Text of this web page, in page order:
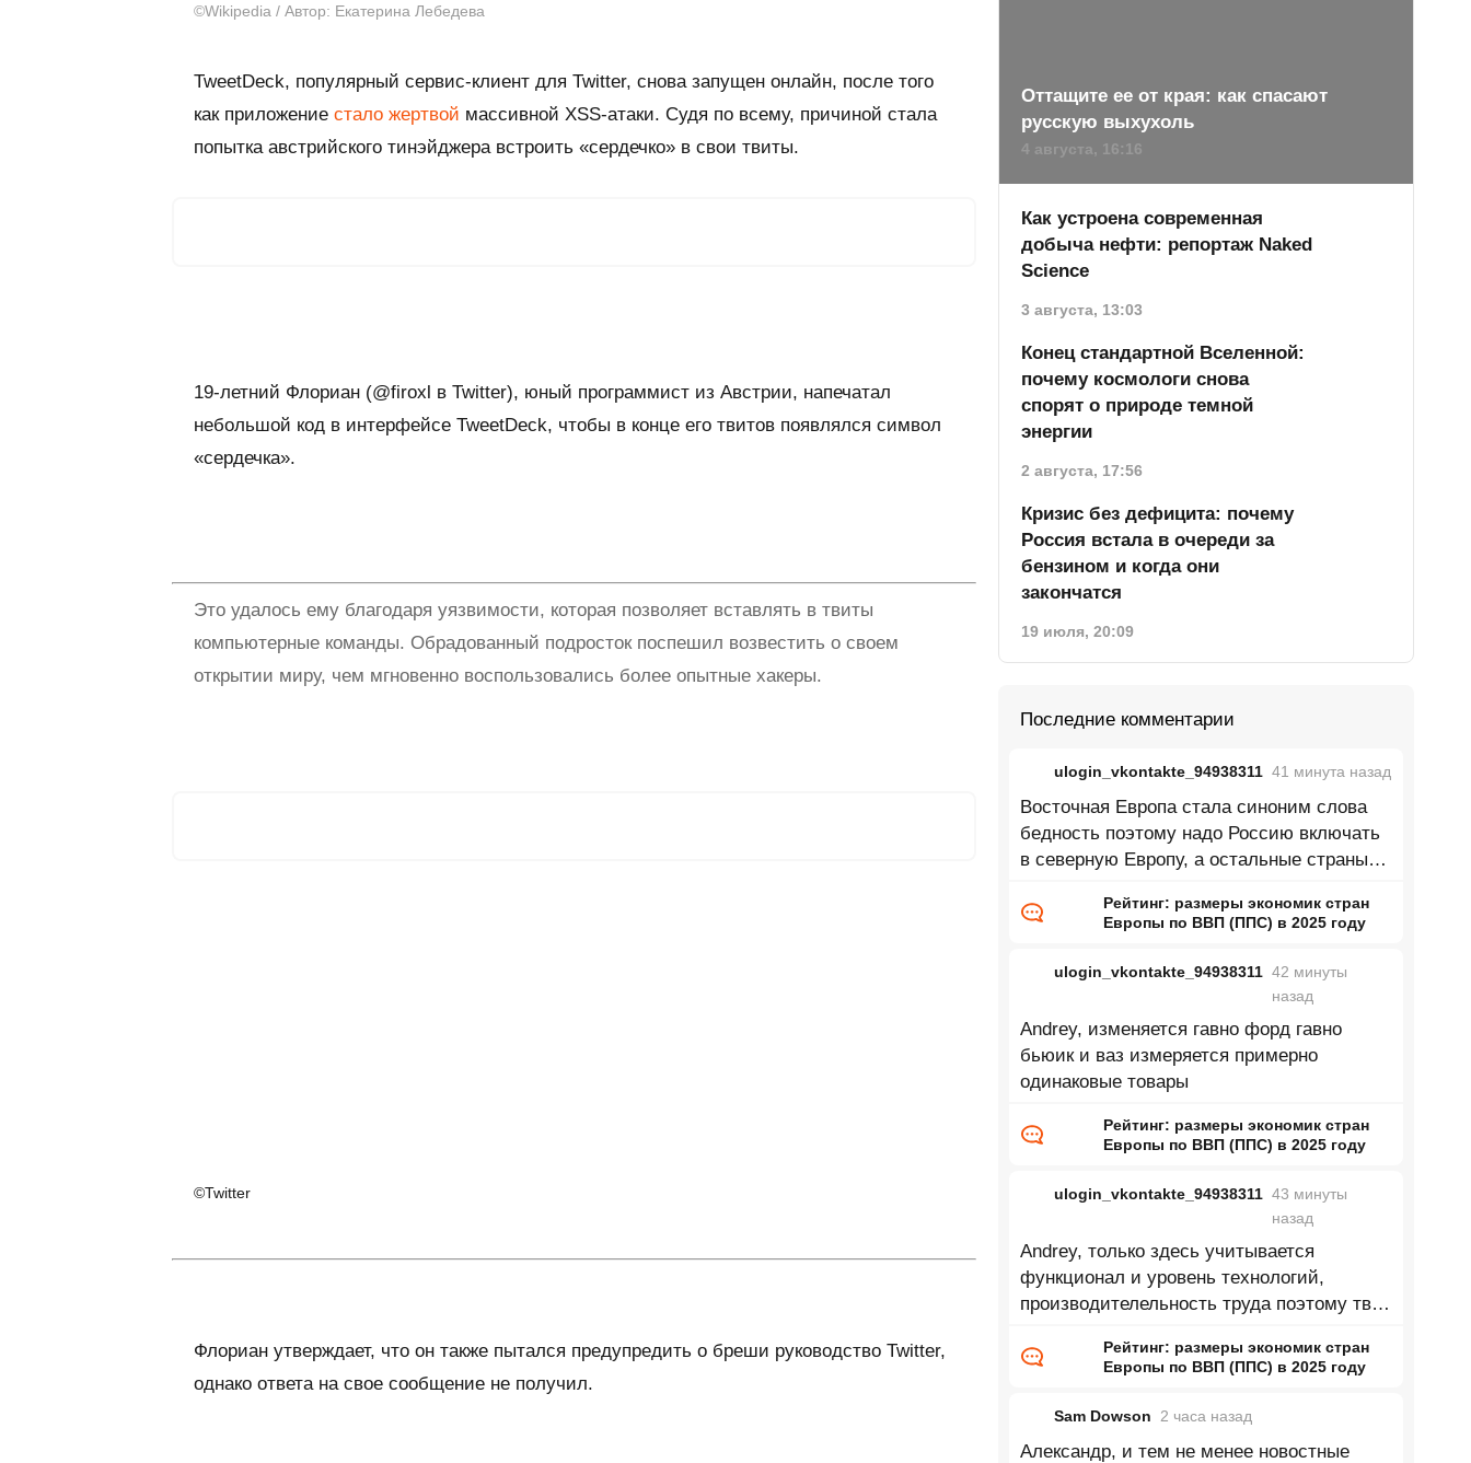
©Wikipedia / Автор: Екатерина Лебедева
TweetDeck, популярный сервис-клиент для Twitter, снова запущен онлайн, после того
как приложение стало жертвой массивной XSS-атаки. Судя по всему, причиной стала
попытка австрийского тинэйджера встроить «сердечко» в свои твиты.
19-летний Флориан (@firoxl в Twitter), юный программист из Австрии, напечатал
небольшой код в интерфейсе TweetDeck, чтобы в конце его твитов появлялся символ
«сердечка».
Это удалось ему благодаря уязвимости, которая позволяет вставлять в твиты
компьютерные команды. Обрадованный подросток поспешил возвестить о своем
открытии миру, чем мгновенно воспользовались более опытные хакеры.
©Twitter
Флориан утверждает, что он также пытался предупредить о бреши руководство Twitter,
однако ответа на свое сообщение не получил.
Оттащите ее от края: как спасают
русскую выхухоль
4 августа, 16:16
Как устроена современная
добыча нефти: репортаж Naked
Science
3 августа, 13:03
Конец стандартной Вселенной:
почему космологи снова
спорят о природе темной
энергии
2 августа, 17:56
Кризис без дефицита: почему
Россия встала в очереди за
бензином и когда они
закончатся
19 июля, 20:09
Последние комментарии
ulogin_vkontakte_94938311 41 минута назад
Восточная Европа стала синоним слова
бедность поэтому надо Россию включать
в северную Европу, а остальные страны
Рейтинг: размеры экономик стран
Европы по ВВП (ППС) в 2025 году
ulogin_vkontakte_94938311 42 минуты
назад
Andrey, изменяется гавно форд гавно
бьюик и ваз измеряется примерно
одинаковые товары
Рейтинг: размеры экономик стран
Европы по ВВП (ППС) в 2025 году
ulogin_vkontakte_94938311 43 минуты
назад
Andrey, только здесь учитывается
функционал и уровень технологий,
производителельность труда поэтому твой
Рейтинг: размеры экономик стран
Европы по ВВП (ППС) в 2025 году
Sam Dowson 2 часа назад
Александр, и тем не менее новостные